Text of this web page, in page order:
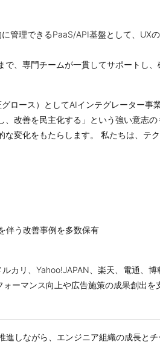
管理できるPaaS/API基盤として、UX
、専門チームが一貫してサポートし、
ロース）としてAIインテグレーター事
、改善を民主化する」という強い意志
変化をもたらします。 私たちは、テ
伴う改善事例を多数保有
カリ、Yahoo!JAPAN、楽天、電通、
ーマンス向上や広告施策の成果創出を
しながら、エンジニア組織の成長と